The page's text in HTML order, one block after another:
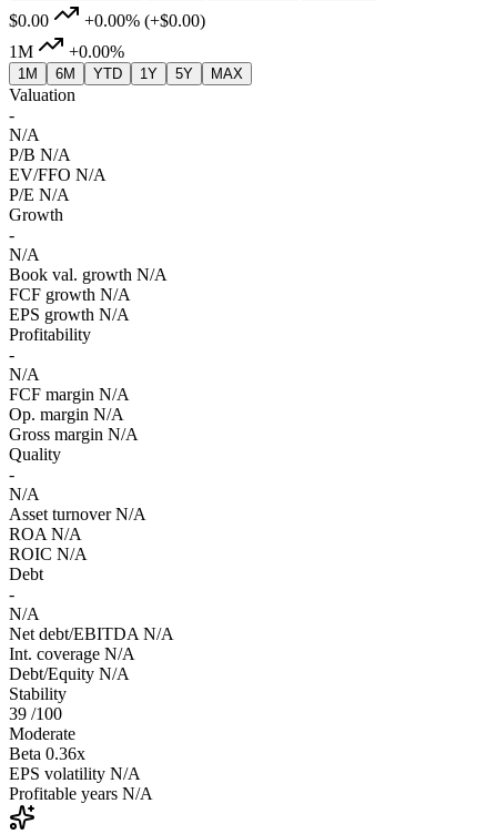
$0.00 +0.00% (+$0.00)
1M
+0.00%
1M 6M YTD 1Y 5Y MAX
Valuation
-
N/A
P/B N/A
EV/FFO N/A
P/E N/A
Growth
-
N/A
Book val. growth N/A
FCF growth N/A
EPS growth N/A
Profitability
-
N/A
FCF margin N/A
Op. margin N/A
Gross margin N/A
Quality
-
N/A
Asset turnover N/A
ROA N/A
ROIC N/A
Debt
-
N/A
Net debt/EBITDA N/A
Int. coverage N/A
Debt/Equity N/A
Stability
39 /100
Moderate
Beta 0.36x
EPS volatility N/A
Profitable years N/A